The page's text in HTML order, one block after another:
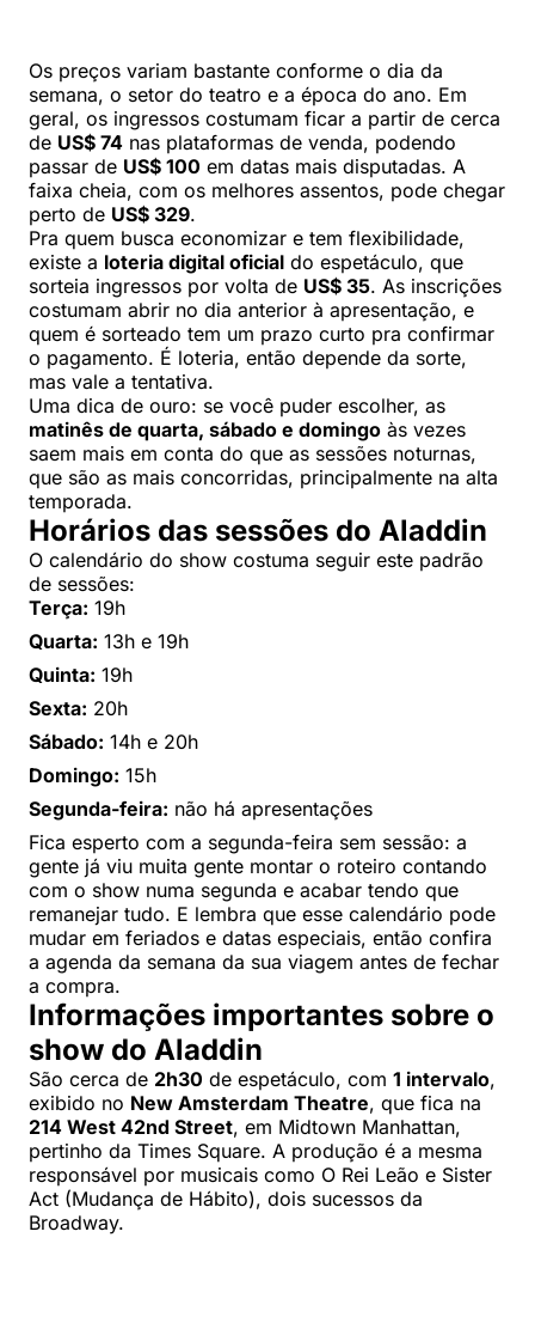
Os preços variam bastante conforme o dia da
semana, o setor do teatro e a época do ano. Em
geral, os ingressos costumam ficar a partir de cerca
de US$ 74 nas plataformas de venda, podendo
passar de US$ 100 em datas mais disputadas. A
faixa cheia, com os melhores assentos, pode chegar
perto de US$ 329.
Pra quem busca economizar e tem flexibilidade,
existe a loteria digital oficial do espetáculo, que
sorteia ingressos por volta de US$ 35. As inscrições
costumam abrir no dia anterior à apresentação, e
quem é sorteado tem um prazo curto pra confirmar
o pagamento. É loteria, então depende da sorte,
mas vale a tentativa.
Uma dica de ouro: se você puder escolher, as
matinês de quarta, sábado e domingo às vezes
saem mais em conta do que as sessões noturnas,
que são as mais concorridas, principalmente na alta
temporada.
Horários das sessões do Aladdin
O calendário do show costuma seguir este padrão
de sessões:
Terça: 19h
Quarta: 13h e 19h
Quinta: 19h
Sexta: 20h
Sábado: 14h e 20h
Domingo: 15h
Segunda-feira: não há apresentações
Fica esperto com a segunda-feira sem sessão: a
gente já viu muita gente montar o roteiro contando
com o show numa segunda e acabar tendo que
remanejar tudo. E lembra que esse calendário pode
mudar em feriados e datas especiais, então confira
a agenda da semana da sua viagem antes de fechar
a compra.
Informações importantes sobre o
show do Aladdin
São cerca de 2h30 de espetáculo, com 1 intervalo,
exibido no New Amsterdam Theatre, que fica na
214 West 42nd Street, em Midtown Manhattan,
pertinho da Times Square. A produção é a mesma
responsável por musicais como O Rei Leão e Sister
Act (Mudança de Hábito), dois sucessos da
Broadway.